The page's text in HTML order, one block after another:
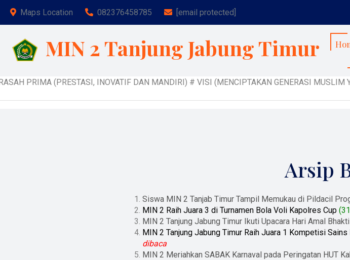
Maps Location 082376458785 [email protected]
MIN 2 Tanjung Jabung Timur
(PRESTASI, INOVATIF DAN MANDIRI) # VISI (MENCIPTAKAN GENERASI MUSLIM YANG
Arsip
Siswa MIN 2 Tanjab Timur Tampil Memukau di Pildacil
MIN 2 Raih Juara 3 di Turnamen Bola Voli Kapolres Cup
MIN 2 Tanjung Jabung Timur Ikuti Upacara Hari Amal
MIN 2 Tanjung Jabung Timur Raih Juara 1 Kompetisi
dibaca
MIN 2 Meriahkan SABAK Karnaval pada Peringatan HUT